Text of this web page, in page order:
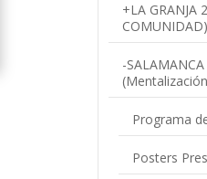
+LA GRANJA
COMUNIDAD)
-
Programa
Posters